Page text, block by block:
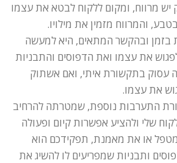
מרווח, ומקום ללקוח לבטא את עצמו
והמרווח מזמין את מילויו.
בזמן ובהקשר המתאים, היא למעשה
את עצמו ואת הדפוסים והתבניות
עסוק בתקשורת איתי, ואם אשתוק
את עצמו.
התערבות נוספת, שמטרתה להרחיב
שלי ולהציע אפשרות קיום ופעולה
או את מאמנת, תפקידכם הוא
ותבניות שמפריעים לו להשיג את